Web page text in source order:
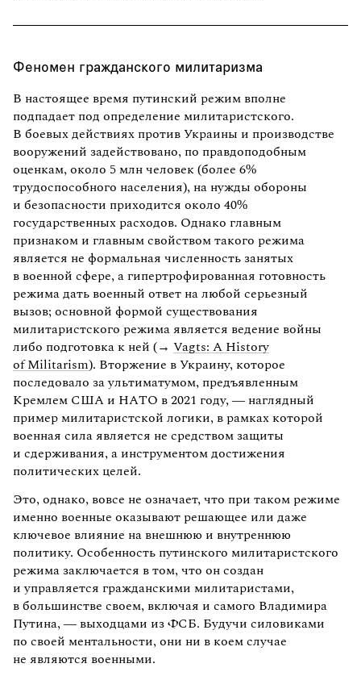
Феномен гражданского милитаризма
В настоящее время путинский режим вполне
подпадает под определение милитаристского.
В боевых действиях против Украины и производстве
вооружений задействовано, по правдоподобным
оценкам, около 5 млн человек (более 6%
трудоспособного населения), на нужды обороны
и безопасности приходится около 40%
государственных расходов. Однако главным
признаком и главным свойством такого режима
является не формальная численность занятых
в военной сфере, а гипертрофированная готовность
режима дать военный ответ на любой серьезный
вызов; основной формой существования
милитаристского режима является ведение войны
либо подготовка к ней (→ Vagts: A History
of Militarism). Вторжение в Украину, которое
последовало за ультиматумом, предъявленным
Кремлем США и НАТО в 2021 году, — наглядный
пример милитаристской логики, в рамках которой
военная сила является не средством защиты
и сдерживания, а инструментом достижения
политических целей.
Это, однако, вовсе не означает, что при таком режиме
именно военные оказывают решающее или даже
ключевое влияние на внешнюю и внутреннюю
политику. Особенность путинского милитаристского
режима заключается в том, что он создан
и управляется гражданскими милитаристами,
в большинстве своем, включая и самого Владимира
Путина, — выходцами из ФСБ. Будучи силовиками
по своей ментальности, они ни в коем случае
не являются военными.